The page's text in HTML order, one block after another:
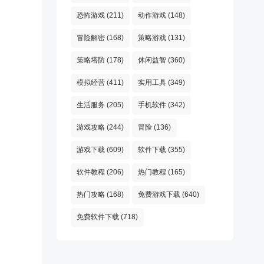
恐怖游戏 (211) 动作游戏 (148)
冒险解密 (168) 策略游戏 (131)
策略塔防 (178) 休闲益智 (360)
模拟经营 (411) 实用工具 (349)
生活服务 (205) 手机软件 (342)
游戏攻略 (244) 冒险 (136)
游戏下载 (609) 软件下载 (355)
软件教程 (206) 热门教程 (165)
热门攻略 (168) 免费游戏下载 (640)
免费软件下载 (718)